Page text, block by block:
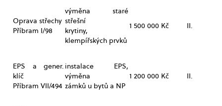
Oprava střechy
Příbram I/98
výměna staré
střešní
krytiny,
klempířských prvků
1 500 000 Kč II.
EPS a gener.
klíč
Příbram VII/494
instalace EPS,
výměna
zámků u bytů a NP
1 200 000 Kč II.